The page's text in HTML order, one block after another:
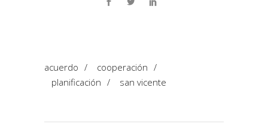
acuerdo / cooperación /
planificación / san vicente